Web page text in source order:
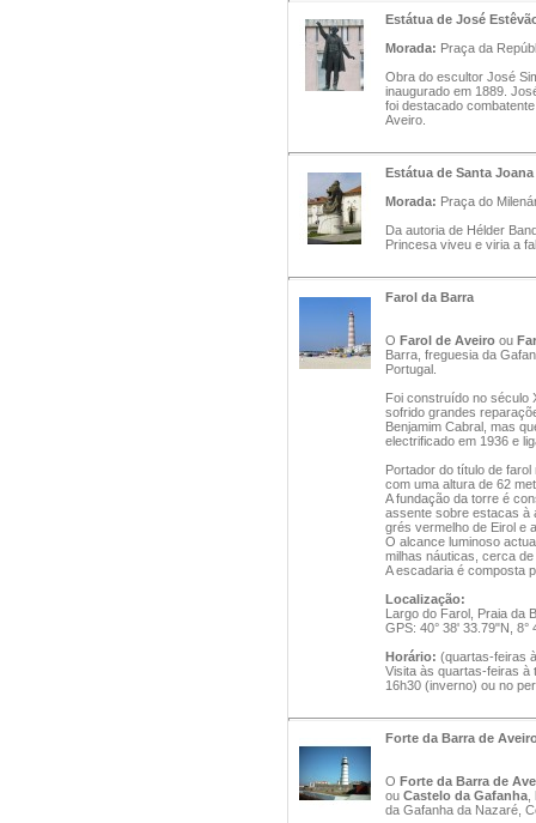
Estátua de José
Morada: Praça da
Obra do escultor José
inaugurado em 1889.
foi destacado
Aveiro.
Estátua de Santa
Morada: Praça do
Da autoria de Hélder
Princesa viveu e viria a
Farol da Barra
O Farol de Aveiro ou
Barra, freguesia da
Portugal.
Foi construído no século
sofrido grandes
Benjamim Cabral, mas
electrificado em 1936 e
Portador do título de
com uma altura de 62
A fundação da torre é
assente sobre estacas à
grés vermelho de Eirol e
O alcance luminoso
milhas náuticas, cerca
A escadaria é composta
Localização:
Largo do Farol, Praia da
GPS: 40° 38' 33.79"N, 8°
Horário: (quartas-feiras
Visita às quartas-feiras à
16h30 (inverno) ou no
Forte da Barra de
O Forte da Barra de
ou Castelo da Gafanha
da Gafanha da Nazaré,